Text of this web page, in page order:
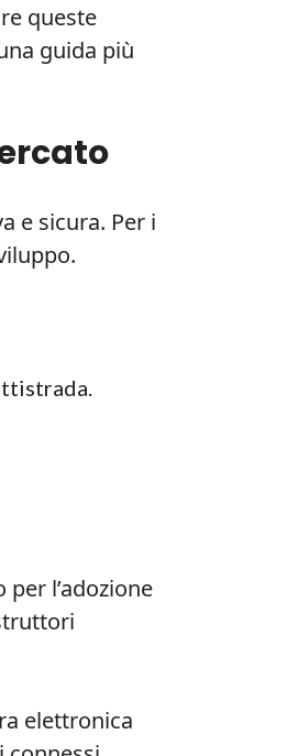
queste
guida più
e sicura. Per i
l’adozione
elettronica